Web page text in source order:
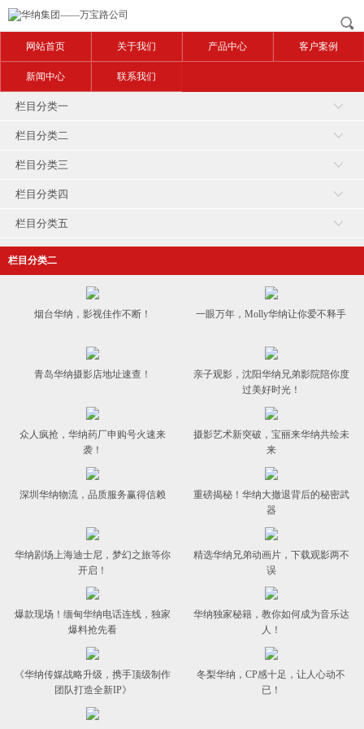
网站首页 关于我们 产品中心 客户案例
新闻中心 联系我们
栏目分类一
栏目分类二
栏目分类三
栏目分类四
栏目分类五
栏目分类二
烟台华纳，影视佳作不断！ 一眼万年，Molly华纳让你爱不释手
青岛华纳摄影店地址速查！
亲子观影，沈阳华纳兄弟影院陪你度
过美好时光！
众人疯抢，华纳药厂申购号火速来
袭！
摄影艺术新突破，宝丽来华纳共绘未
来
深圳华纳物流，品质服务赢得信赖
重磅揭秘！华纳大撤退背后的秘密武
器
华纳剧场上海迪士尼，梦幻之旅等你
开启！
精选华纳兄弟动画片，下载观影两不
误
爆款现场！缅甸华纳电话连线，独家
爆料抢先看
华纳独家秘籍，教你如何成为音乐达
人！
《华纳传媒战略升级，携手顶级制作
团队打造全新IP》
冬梨华纳，CP感十足，让人心动不
已！